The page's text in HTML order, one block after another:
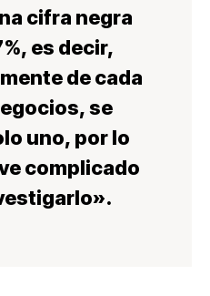
cifra negra
es decir,
de cada
se
uno, por lo
complicado